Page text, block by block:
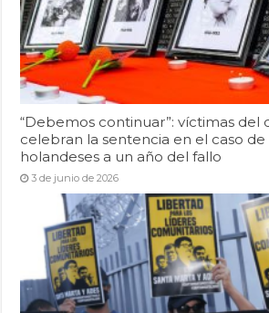
“Debemos continuar”: víctimas del
celebran la sentencia en el caso
holandeses a un año del fallo
3 de junio de 2026